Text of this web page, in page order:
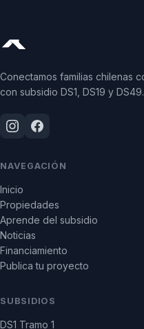
Conectamos familias chilenas
con subsidio DS1, DS19 y DS49.
NAVEGACIÓN
Inicio
Propiedades
Aprende del subsidio
Noticias
Financiamiento
Publica tu proyecto
SUBSIDIOS
DS1 Tramo 1